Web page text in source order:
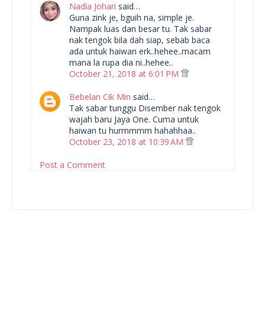
Nadia Johari said…
Guna zink je, bguih na, simple je.
Nampak luas dan besar tu. Tak sabar
nak tengok bila dah siap, sebab baca
ada untuk haiwan erk..hehee..macam
mana la rupa dia ni..hehee..
October 21, 2018 at 6:01 PM
Bebelan Cik Min said…
Tak sabar tunggu Disember nak tengok
wajah baru Jaya One. Cuma untuk
haiwan tu hurmmmm hahahhaa..
October 23, 2018 at 10:39 AM
Post a Comment